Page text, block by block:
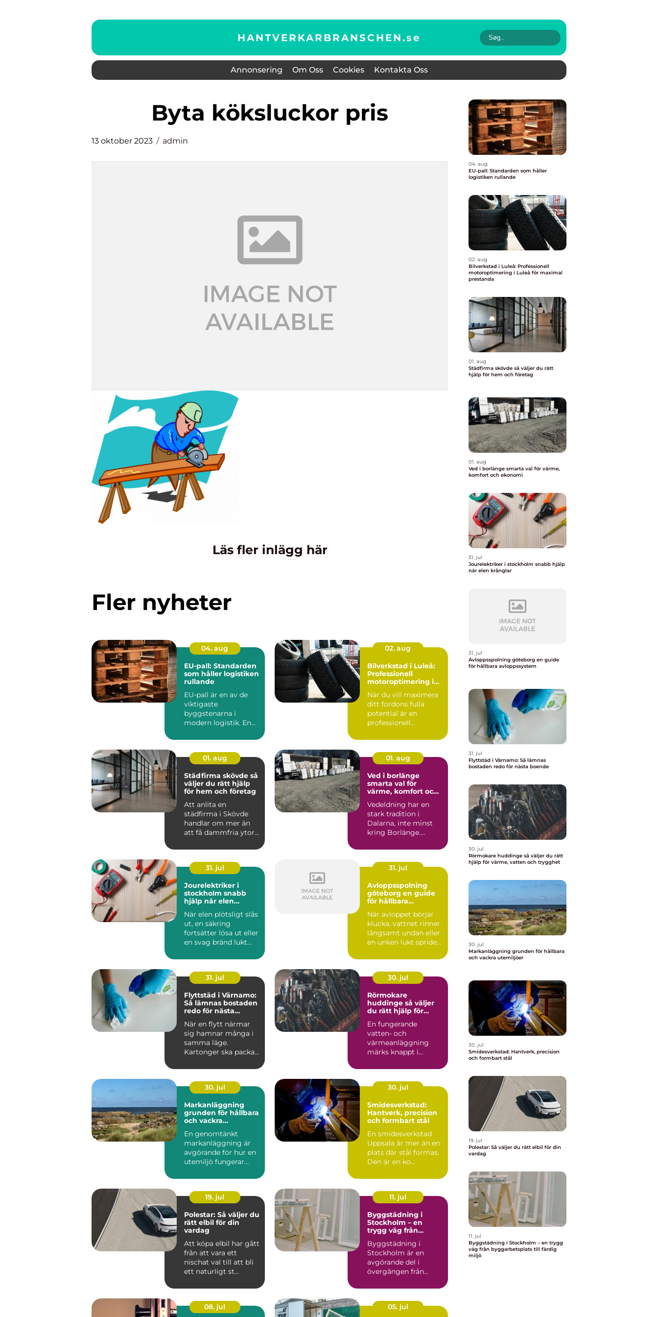
HANTVERKARBRANSCHEN.se
Annonsering Om Oss Cookies Kontakta Oss
byta köksluckor pris
13 oktober 2023 admin
Läs fler inlägg här
Fler nyheter
04. aug
EU-pall: Standarden
som håller logistiken
rullande
EU-pall är en av de
viktigaste
byggstenarna i
modern logistik. En
lastpall g&oum...
02. aug
Bilverkstad i Luleå:
Professionell
motoroptimering i
prestanda
När du vill maximera
ditt fordons fulla
potential är en
professionell
Lu...
01. aug
Städfirma skövde så
väljer du rätt hjälp
för hem och företag
Att anlita en
städfirma i Skövde
handlar om mer än
att få dammfria ytor.
det mer t...
01. aug
Ved i borlänge
smarta val för
värme, komfort och
Vedeldning har en
stark tradition i
Dalarna, inte minst
kring Borlänge.
både för kä...
31. jul
Jourelektriker i
stockholm snabb
hjälp när elen
När elen plötsligt slås
ut, en säkring
fortsätter lösa ut eller
en svag bränd lukt
31. jul
Avloppsspolning
göteborg en guide
för hållbara
När avloppet börjar
klucka, vattnet rinner
långsamt undan eller
en unken lukt sprider
31. jul
Flyttstäd i Värnamo:
Så lämnas bostaden
redo för nästa
När en flytt närmar
sig hamnar många i
samma läge.
Kartonger ska packas,
30. jul
Rörmokare
huddinge så väljer
du rätt hjälp för
trygghet
En fungerande
vatten- och
värmeanläggning
märks knappt i
rullar på, kranen ger
30. jul
Markanläggning
grunden för hållbara
och vackra
En genomtänkt
markanläggning är
avgörande för hur en
utemiljö fungerar
det hand...
30. jul
Smidesverkstad:
Hantverk, precision
och formbart stål
En smidesverkstad
Uppsala är mer än en
plats där stål formas.
Den är en ko...
19. jul
Polestar: Så väljer du
rätt elbil för din
vardag
Att köpa elbil har gått
från att vara ett
nischat val till att bli
ett naturligt st...
11. jul
Byggstädning i
Stockholm – en
trygg väg från
färdig miljö
Byggstädning i
Stockholm är en
avgörande del i
övergången från
08. jul 05. jul
04. aug
EU-pall: Standarden som håller
logistiken rullande
02. aug
Bilverkstad i Luleå: Professionell
motoroptimering i Luleå för maximal
prestanda
01. aug
Städfirma skövde så väljer du rätt
hjälp för hem och företag
01. aug
Ved i borlänge smarta val för värme,
komfort och ekonomi
31. jul
Jourelektriker i stockholm snabb hjälp
när elen krånglar
31. jul
Avloppsspolning göteborg en guide
för hållbara avloppssystem
31. jul
Flyttstäd i Värnamo: Så lämnas
bostaden redo för nästa boende
30. jul
Rörmokare huddinge så väljer du rätt
hjälp för värme, vatten och trygghet
30. jul
Markanläggning grunden för hållbara
och vackra utemiljöer
30. jul
Smidesverkstad: Hantverk, precision
och formbart stål
19. jul
Polestar: Så väljer du rätt elbil för din
vardag
11. jul
Byggstädning i Stockholm – en trygg
väg från byggarbetsplats till färdig
miljö